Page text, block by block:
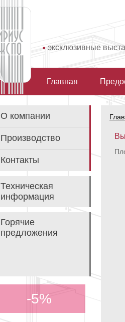
эксклюзивные
Главная
О компании
Производство
Контакты
Техническая
информация
Горячие
предложения
-5%